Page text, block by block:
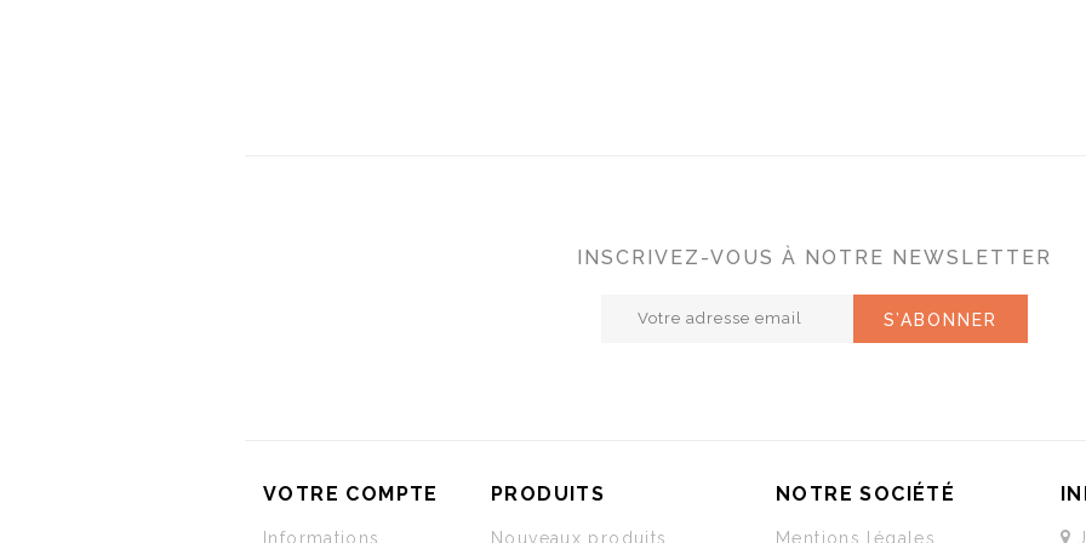
INSCRIVEZ-VOUS À NOTRE NEWSLETTER
VOTRE COMPTE
Informations
PRODUITS
Nouveaux produits
NOTRE SOCIÉTÉ
Mentions légales